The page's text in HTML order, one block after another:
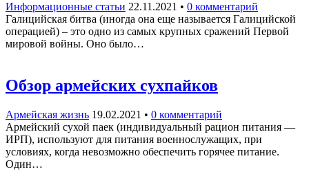
Информационные статьи 22.11.2021 • 0 комментарий
Галицийская битва (иногда она еще называется Галицийской
операцией) – это одно из самых крупных сражений Первой
мировой войны. Оно было…
Обзор армейских сухпайков
Армейская жизнь 19.02.2021 • 0 комментарий
Армейский сухой паек (индивидуальный рацион питания —
ИРП), используют для питания военнослужащих, при
условиях, когда невозможно обеспечить горячее питание.
Один…